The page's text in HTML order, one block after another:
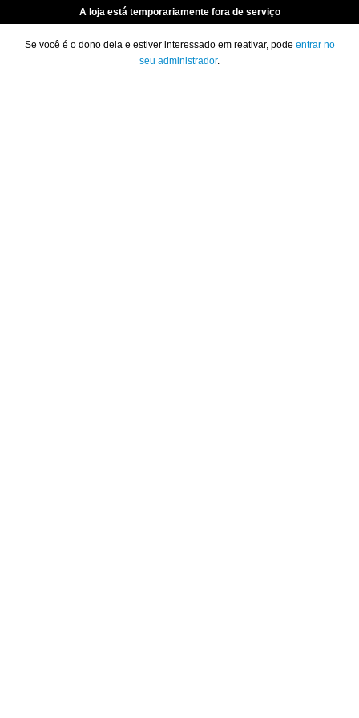
A loja está temporariamente fora de serviço
Se você é o dono dela e estiver interessado em reativar, pode entrar no
seu administrador.